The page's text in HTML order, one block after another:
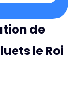
de
le Roi